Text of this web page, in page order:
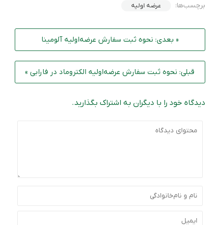
برچسب‌ها: عرضه اولیه
« بعدی: نحوه ثبت سفارش عرضه‌اولیه آلومینا
قبلی: نحوه ثبت سفارش عرضه‌اولیه الکتروماد در فارابی »
دیدگاه خود را با دیگران به اشتراک بگذارید.